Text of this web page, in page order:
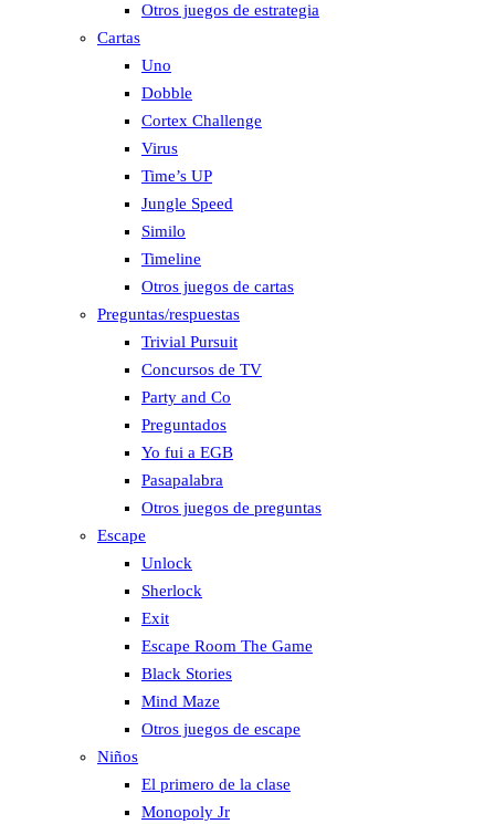
Otros juegos de estrategia
Cartas
Uno
Dobble
Cortex Challenge
Virus
Time’s UP
Jungle Speed
Similo
Timeline
Otros juegos de cartas
Preguntas/respuestas
Trivial Pursuit
Concursos de TV
Party and Co
Preguntados
Yo fui a EGB
Pasapalabra
Otros juegos de preguntas
Escape
Unlock
Sherlock
Exit
Escape Room The Game
Black Stories
Mind Maze
Otros juegos de escape
Niños
El primero de la clase
Monopoly Jr